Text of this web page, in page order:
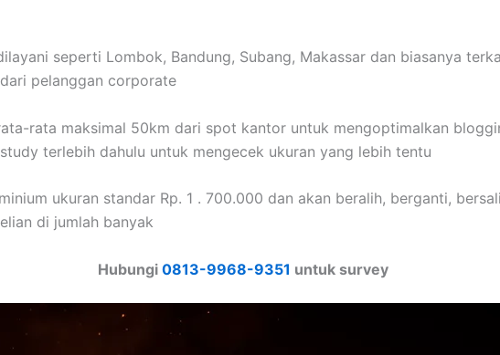
seperti Lombok, Bandung, Subang, Makassar dan biasanya
pelanggan corporate
rata maksimal 50km dari spot kantor untuk mengoptimalkan
terlebih dahulu untuk mengecek ukuran yang lebih tentu
ukuran standar Rp. 1 . 700.000 dan akan beralih, berganti,
di jumlah banyak
Hubungi 0813-9968-9351 untuk survey